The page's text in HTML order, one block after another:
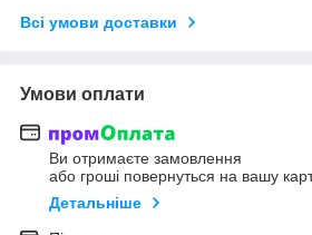
Всі умови доставки
Умови оплати
Ви отримаєте замовлення
або гроші повернуться на вашу
Детальніше